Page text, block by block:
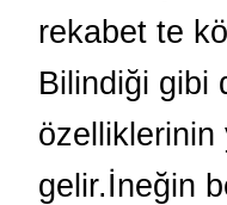
rekabet te
Bilindiği gibi
özelliklerinin
gelir.İneğin